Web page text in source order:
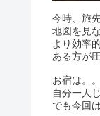
今時、旅
地図を見
より効率
ある方が
お宿は。
自分一人
でも今回